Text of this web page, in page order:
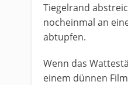
Tiegelrand
nocheinmal an
abtupfen.
Wenn das
einem dünnen